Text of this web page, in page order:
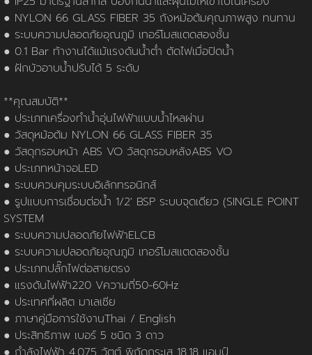
สมัครงาน
นโยบายการใช้คุกกี้
นโยบายความเป็นส่วนตัว